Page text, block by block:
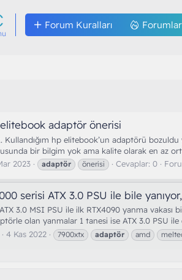
Forum Kuralları Forumlar
adaptör önerisi
Kullandığım hp elitebook’un adaptörü
bir bilgim yok ama kalite olarak en az
2023 adaptör önerisi Cevaplar: 0
serisi ATX 3.0 PSU ile bile
3.0 MSI PSU ile ilk RTX4090 yanma
olan yanmalar 1 tanesi ise ATX 3.0 PSU
4 Kas 2022 7900xtx adaptör amd